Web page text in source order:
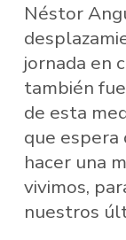
Néstor
jornada en
también
de esta
que espera
hacer una
vivimos,
nuestros